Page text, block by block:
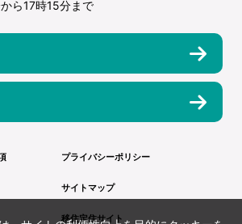
ら17時15分まで
プライバシーポリシー
サイトマップ
移住定住サイト